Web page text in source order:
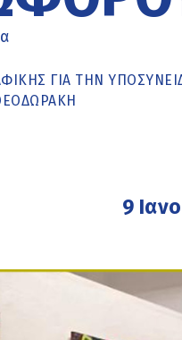
ΓΙΑ ΤΗΝ
9